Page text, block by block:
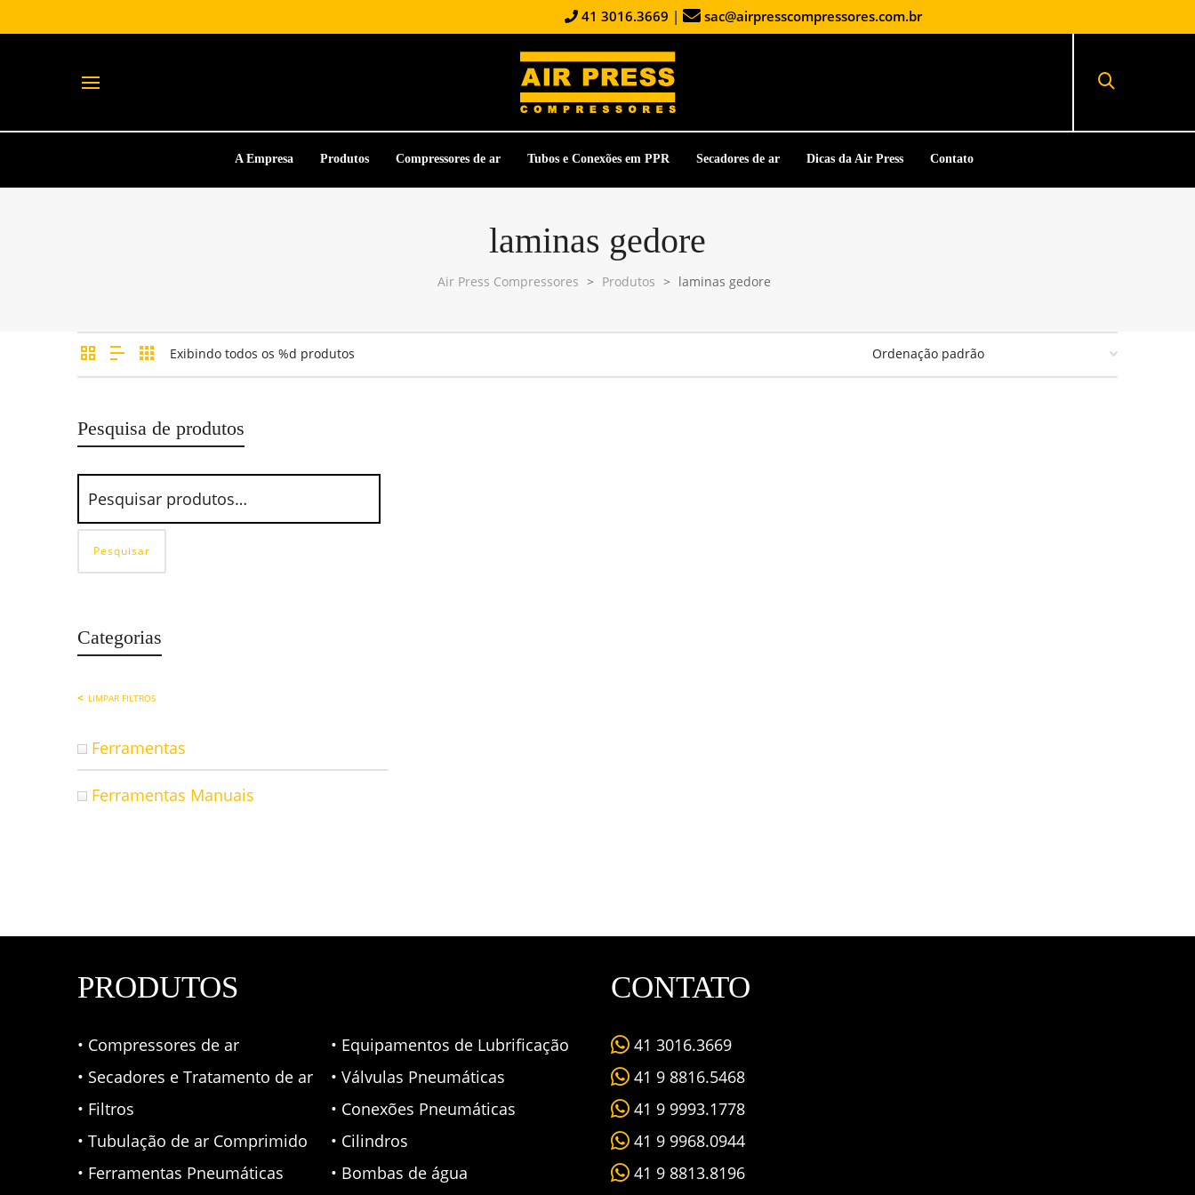
41 3016.3669 | sac@airpresscompressores.com.br
A Empresa Produtos Compressores de ar Tubos e Conexões em PPR Secadores de ar Dicas da Air Press Contato
laminas gedore
Air Press Compressores > Produtos > laminas gedore
Exibindo todos os %d produtos
Pesquisa de produtos
Pesquisar
Categorias
LIMPAR FILTROS
Ferramentas
Ferramentas Manuais
PRODUTOS
• Compressores de ar
• Secadores e Tratamento de ar
• Filtros
• Tubulação de ar Comprimido
• Ferramentas Pneumáticas
• Equipamentos de Lubrificação
• Válvulas Pneumáticas
• Conexões Pneumáticas
• Cilindros
• Bombas de água
CONTATO
41 3016.3669
41 9 8816.5468
41 9 9993.1778
41 9 9968.0944
41 9 8813.8196